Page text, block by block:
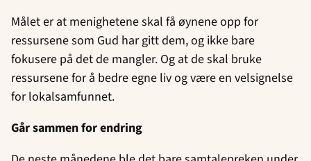
Målet er at menighetene skal få øynene opp for
ressursene som Gud har gitt dem, og ikke bare
fokusere på det de mangler. Og at de skal bruke
ressursene for å bedre egne liv og være en velsignelse
for lokalsamfunnet.
Går sammen for endring